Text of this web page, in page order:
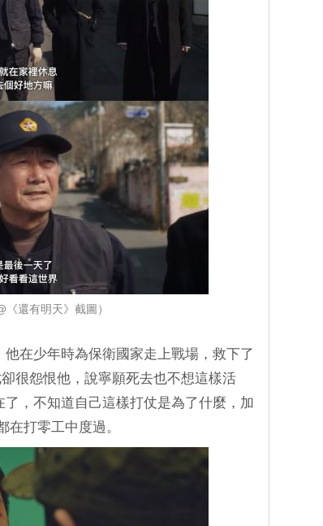
《還有明天》截圖）
在少年時為保衛國家走上戰場，救下了
很怨恨他，說寧願死去也不想這樣活
，不知道自己這樣打仗是為了什麼，加
打零工中度過。